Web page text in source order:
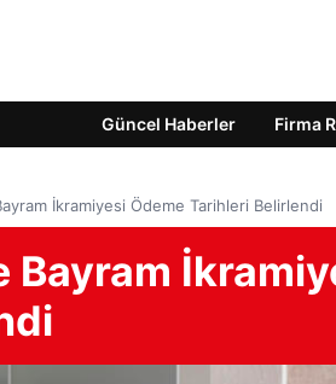
Güncel Haberler Firma
İkramiyesi Ödeme Tarihleri Belirlendi
Bayram